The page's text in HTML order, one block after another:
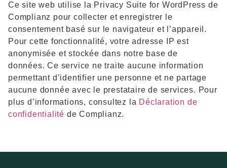
Ce site web utilise la Privacy Suite for WordPress de
Complianz pour collecter et enregistrer le
consentement basé sur le navigateur et l’appareil.
Pour cette fonctionnalité, votre adresse IP est
anonymisée et stockée dans notre base de
données. Ce service ne traite aucune information
permettant d’identifier une personne et ne partage
aucune donnée avec le prestataire de services. Pour
plus d’informations, consultez la Déclaration de
confidentialité de Complianz.